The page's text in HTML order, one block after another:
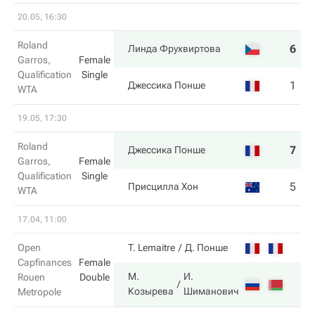
20.05, 16:30
Roland
Garros,
Qualification
WTA
Female
Single
Линда Фрухвиртова 6
Джессика Понше 1
19.05, 17:30
Roland
Garros,
Qualification
WTA
Female
Single
Джессика Понше 7
Присцилла Хон 5
17.04, 11:00
Open
Capfinances
Rouen
Metropole
Female
Double
T. Lemaitre Д. Понше
М.
Козырева
И.
Шиманович